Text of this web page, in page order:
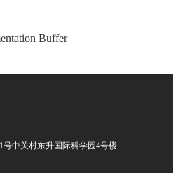
Buffer
中关村东升国际科学园4号楼